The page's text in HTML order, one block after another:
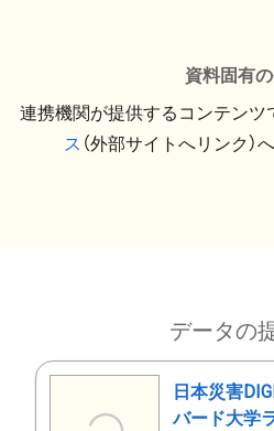
資料固有
連携機関が提供するコンテンツ
ス （外部サイトへリンク）
データの
日本災害
バード大学